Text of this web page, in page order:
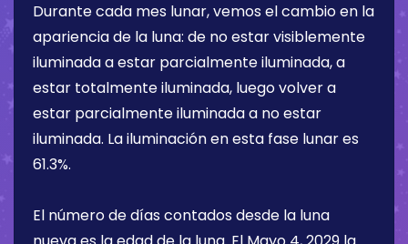
Durante cada mes lunar, vemos el cambio en la
apariencia de la luna: de no estar visiblemente
iluminada a estar parcialmente iluminada, a
estar totalmente iluminada, luego volver a
estar parcialmente iluminada a no estar
iluminada. La iluminación en esta fase lunar es
61.3%.
El número de días contados desde la luna